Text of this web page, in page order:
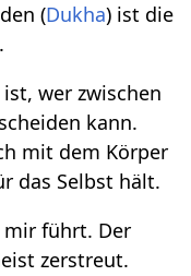
(Dukha) ist die
ist, wer zwischen
kann.
mit dem Körper
das Selbst hält.
mir führt. Der
zerstreut.